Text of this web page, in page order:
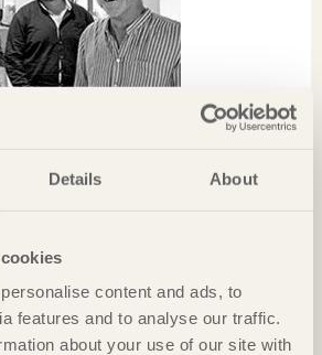
Details About
content and ads, to
features and to analyse our traffic.
about your use of our site with
lokala